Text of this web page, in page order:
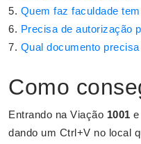
Quem faz faculdade
Precisa de autorização
Qual documento
Como
Entrando na Viação 1001
dando um Ctrl+V no local